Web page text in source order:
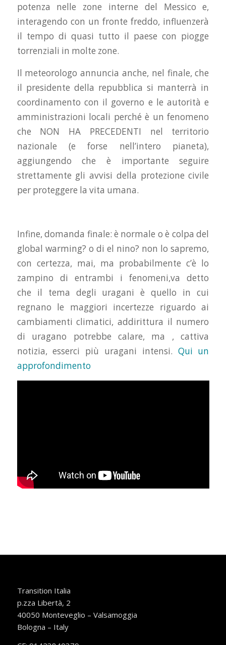
potenza nelle zone interne del Messico e,
interagendo con un fronte freddo, influenzerà
il tempo di quasi tutto il paese con piogge
torrenziali in molte zone.
Il meteorologo annuncia anche, nel finale, che
il presidente della repubblica si manterrà in
coordinamento con il governo e le autorità e
amministrazioni locali perché è un fenomeno
che NON HA PRECEDENTI nel territorio
nazionale (e forse nell’intero pianeta),
aggiungendo che è importante seguire
strettamente gli avvisi della protezione civile
per proteggere la vita umana.
Infine, domanda finale: è normale o è colpa del
global warming? o di el nino? non lo sapremo,
con certezza, mai, ma probabilmente c’è lo
zampino di entrambi i fenomeni,va detto
che il tema degli uragani è quello in cui
regnano le maggiori incertezze riguardo ai
cambiamenti climatici, addirittura il numero
di uragano potrebbe calare, ma , cattiva
notizia, esserci più uragani intensi. Qui un
approfondimento
Transition Italia
p.zza Libertà, 2
40050 Monteveglio – Valsamoggia
Bologna – Italy